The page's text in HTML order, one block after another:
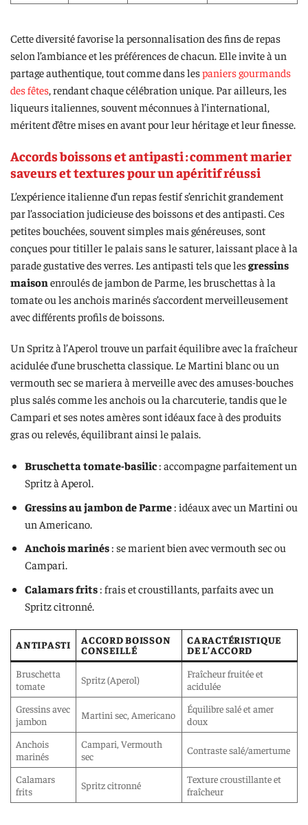
Cette diversité favorise la personnalisation des fins de repas
selon l’ambiance et les préférences de chacun. Elle invite à un
partage authentique, tout comme dans lespaniers gourmands
des fêtes, rendant chaque célébration unique. Par ailleurs, les
liqueurs italiennes, souvent méconnues à l’international,
méritent d’être mises en avant pour leur héritage et leur finesse.
Accords boissons et antipasti : comment marier
saveurs et textures pour un apéritif réussi
L’expérience italienne d’un repas festif s’enrichit grandement
par l’association judicieuse des boissons et des antipasti. Ces
petites bouchées, souvent simples mais généreuses, sont
conçues pour titiller le palais sans le saturer, laissant place à la
parade gustative des verres. Les antipasti tels que lesgressins
maison enroulés de jambon de Parme, les bruschettas à la
tomate ou les anchois marinés s’accordent merveilleusement
avec différents profils de boissons.
Un Spritz à l’Aperol trouve un parfait équilibre avec la fraîcheur
acidulée d’une bruschetta classique. Le Martini blanc ou un
vermouth sec se mariera à merveille avec des amuses-bouches
plus salés comme les anchois ou la charcuterie, tandis que le
Campari et ses notes amères sont idéaux face à des produits
gras ou relevés, équilibrant ainsi le palais.
Bruschetta tomate-basilic: accompagne parfaitement un
Spritz à Aperol.
Gressins au jambon de Parme: idéaux avec un Martini ou
un Americano.
Anchois marinés: se marient bien avec vermouth sec ou
Campari.
Calamars frits: frais et croustillants, parfaits avec un
Spritz citronné.
ANTIPASTI
ACCORD BOISSON
CONSEILLÉ
CARACTÉRISTIQUE
DE L’ACCORD
Bruschetta
tomate
Spritz (Aperol)
Fraîcheur fruitée et
acidulée
Gressins avec
jambon
Martini sec, Americano
Équilibre salé et amer
doux
Anchois
marinés
Campari, Vermouth
sec
Contraste salé/amertume
Calamars
frits
Spritz citronné
Texture croustillante et
fraîcheur